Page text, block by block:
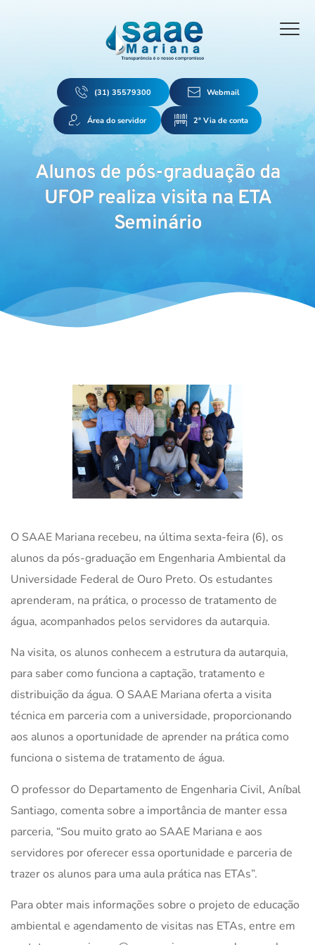
(31) 35579300 Webmail
Área do servidor 2ª Via de conta
Alunos de pós-graduação da
UFOP realiza visita na ETA
Seminário
O SAAE Mariana recebeu, na última sexta-feira (6), os
alunos da pós-graduação em Engenharia Ambiental da
Universidade Federal de Ouro Preto. Os estudantes
aprenderam, na prática, o processo de tratamento de
água, acompanhados pelos servidores da autarquia.
Na visita, os alunos conhecem a estrutura da autarquia,
para saber como funciona a captação, tratamento e
distribuição da água. O SAAE Mariana oferta a visita
técnica em parceria com a universidade, proporcionando
aos alunos a oportunidade de aprender na prática como
funciona o sistema de tratamento de água.
O professor do Departamento de Engenharia Civil, Aníbal
Santiago, comenta sobre a importância de manter essa
parceria, “Sou muito grato ao SAAE Mariana e aos
servidores por oferecer essa oportunidade e parceria de
trazer os alunos para uma aula prática nas ETAs”.
Para obter mais informações sobre o projeto de educação
ambiental e agendamento de visitas nas ETAs, entre em